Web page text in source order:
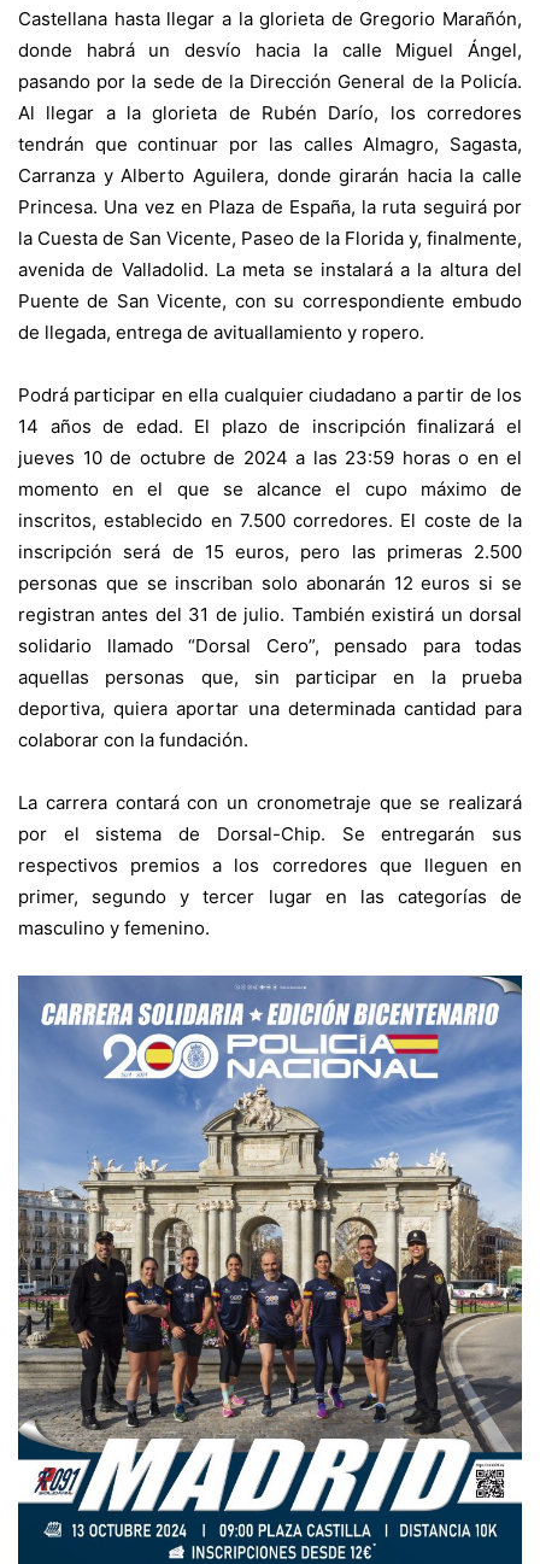
Castellana hasta llegar a la glorieta de Gregorio Marañón,
donde habrá un desvío hacia la calle Miguel Ángel,
pasando por la sede de la Dirección General de la Policía.
Al llegar a la glorieta de Rubén Darío, los corredores
tendrán que continuar por las calles Almagro, Sagasta,
Carranza y Alberto Aguilera, donde girarán hacia la calle
Princesa. Una vez en Plaza de España, la ruta seguirá por
la Cuesta de San Vicente, Paseo de la Florida y, finalmente,
avenida de Valladolid. La meta se instalará a la altura del
Puente de San Vicente, con su correspondiente embudo
de llegada, entrega de avituallamiento y ropero.
Podrá participar en ella cualquier ciudadano a partir de los
14 años de edad. El plazo de inscripción finalizará el
jueves 10 de octubre de 2024 a las 23:59 horas o en el
momento en el que se alcance el cupo máximo de
inscritos, establecido en 7.500 corredores. El coste de la
inscripción será de 15 euros, pero las primeras 2.500
personas que se inscriban solo abonarán 12 euros si se
registran antes del 31 de julio. También existirá un dorsal
solidario llamado “Dorsal Cero”, pensado para todas
aquellas personas que, sin participar en la prueba
deportiva, quiera aportar una determinada cantidad para
colaborar con la fundación.
La carrera contará con un cronometraje que se realizará
por el sistema de Dorsal-Chip. Se entregarán sus
respectivos premios a los corredores que lleguen en
primer, segundo y tercer lugar en las categorías de
masculino y femenino.